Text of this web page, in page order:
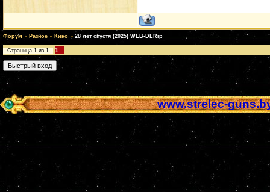
Форум » Разное » Кино » 28 лет спустя (2025) WEB-DLRip
Страница 1 из 1 1
www.strelec-